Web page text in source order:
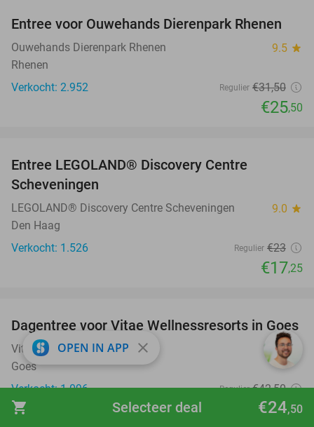
shopping_cart €24,50
Selecteer deal
19%
Entree voor Ouwehands Dierenpark Rhenen
Ouwehands Dierenpark Rhenen 9.5 star
Rhenen
Verkocht: 2.952
Regulier €31,50
€25,50
Entree LEGOLAND® Discovery Centre
Scheveningen
LEGOLAND® Discovery Centre Scheveningen 9.0 star
Den Haag
Verkocht: 1.526
Regulier €23
€17,25
49%
Dagentree voor Vitae Wellnessresorts in Goes
Vitae Wellnessresorts 9.6star
Goes
Verkocht: 1.096
Regulier €42,50
€21,50
OPEN IN APP close